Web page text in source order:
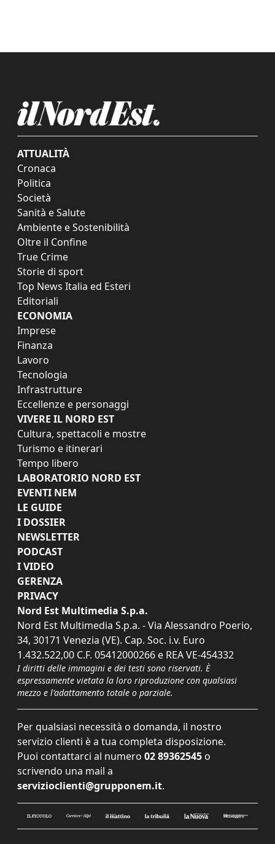
ATTUALITÀ
Cronaca
Politica
Società
Sanità e Salute
Ambiente e Sostenibilità
Oltre il Confine
True Crime
Storie di sport
Top News Italia ed Esteri
Editoriali
ECONOMIA
Imprese
Finanza
Lavoro
Tecnologia
Infrastrutture
Eccellenze e personaggi
VIVERE IL NORD EST
Cultura, spettacoli e mostre
Turismo e itinerari
Tempo libero
LABORATORIO NORD EST
EVENTI NEM
LE GUIDE
I DOSSIER
NEWSLETTER
PODCAST
I VIDEO
GERENZA
PRIVACY
Nord Est Multimedia S.p.a.
Nord Est Multimedia S.p.a. - Via Alessandro Poerio,
34, 30171 Venezia (VE). Cap. Soc. i.v. Euro
1.432.522,00 C.F. 05412000266 e REA VE-454332
I diritti delle immagini e dei testi sono riservati. È
espressamente vietata la loro riproduzione con qualsiasi
mezzo e l'adattamento totale o parziale.
Per qualsiasi necessità o domanda, il nostro
servizio clienti è a tua completa disposizione.
Puoi contattarci al numero 02 89362545 o
scrivendo una mail a
servizioclienti@grupponem.it.